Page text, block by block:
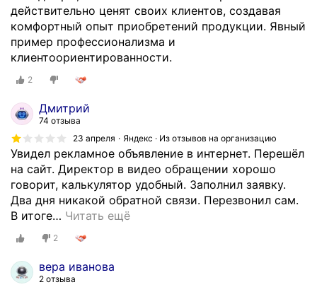
а
г
а
б
д
л
я
с
а
действительно ценят своих клиентов, создавая
комфортный опыт приобретений продукции. Явный
пример профессионализма и
клиентоориентированности.
2
Дмитрий
74 отзыва
23 апреля
Яндекс · Из отзывов на организацию
Увидел рекламное объявление в интернет. Перешёл
на сайт. Директор в видео обращении хорошо
говорит, калькулятор удобный. Заполнил заявку.
Два дня никакой обратной связи. Перезвонил сам.
В итоге… Читать ещё
2
вера иванова
2 отзыва